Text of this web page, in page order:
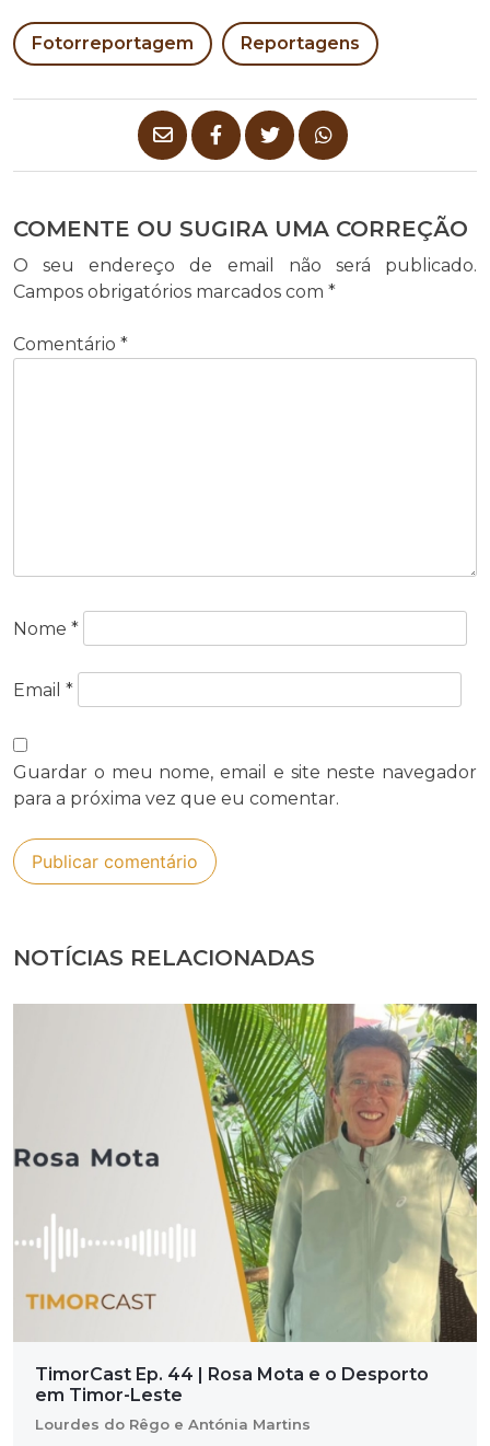
Fotorreportagem Reportagens
COMENTE OU SUGIRA UMA CORREÇÃO
O seu endereço de email não será publicado.
Campos obrigatórios marcados com *
Comentário *
Nome *
Email *
Guardar o meu nome, email e site neste navegador
para a próxima vez que eu comentar.
NOTÍCIAS RELACIONADAS
TimorCast Ep. 44 | Rosa Mota e o Desporto
em Timor-Leste
Lourdes do Rêgo e Antónia Martins